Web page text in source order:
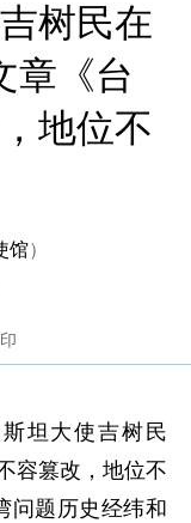
树民在
章《台
地位不
馆）
坦大使吉树民
容篡改，地位不
问题历史经纬和